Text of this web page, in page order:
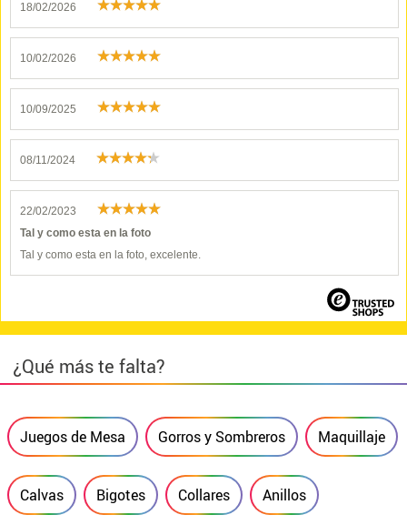
18/02/2026
10/02/2026
10/09/2025
08/11/2024
22/02/2023
Tal y como esta en la foto
Tal y como esta en la foto, excelente.
¿Qué más te falta?
Juegos de Mesa Gorros y Sombreros Maquillaje
Calvas Bigotes Collares Anillos